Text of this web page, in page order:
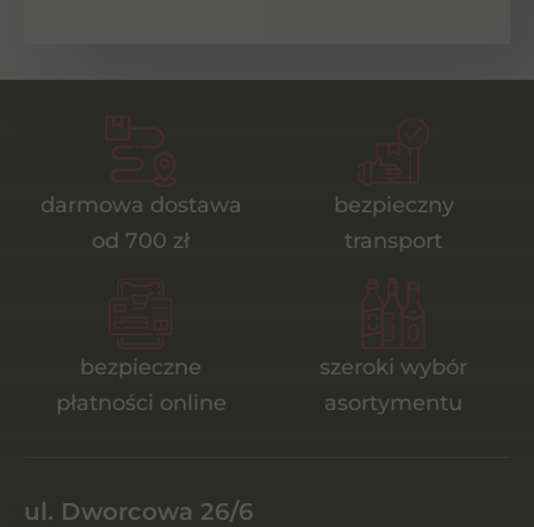
darmowa dostawa
od 700 zł
bezpieczny
transport
bezpieczne
płatności online
szeroki wybór
asortymentu
ul. Dworcowa 26/6